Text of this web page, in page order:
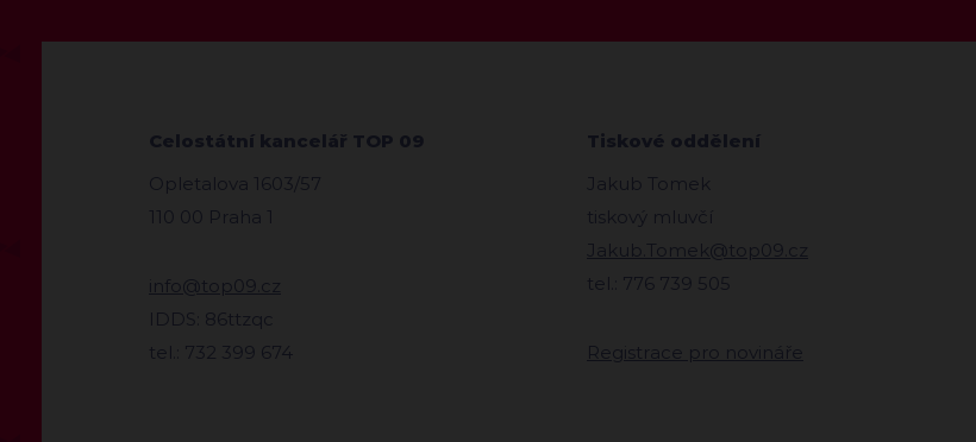
Celostátní kancelář TOP 09
Opletalova 1603/57
110 00 Praha 1
info@top09.cz
IDDS: 86ttzqc
tel.: 732 399 674
Tiskové oddělení
Jakub Tomek
tiskový mluvčí
Jakub.Tomek@top09.cz
tel.: 776 739 505
Registrace pro novináře